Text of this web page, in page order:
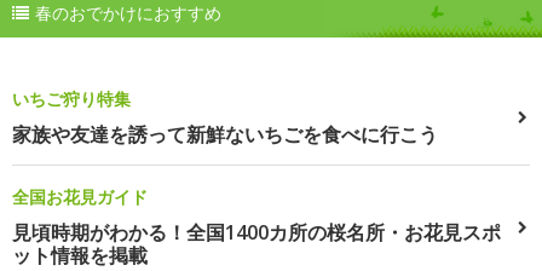
春のおでかけにおすすめ
いちご狩り特集
家族や友達を誘って新鮮ないちごを食べに行こう
全国お花見ガイド
見頃時期がわかる！全国1400カ所の桜名所・お花見スポ
ット情報を掲載